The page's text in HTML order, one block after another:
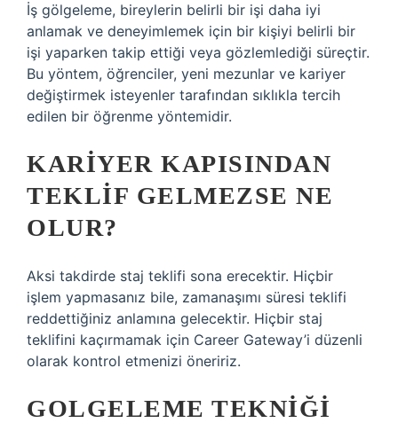
İş gölgeleme, bireylerin belirli bir işi daha iyi
anlamak ve deneyimlemek için bir kişiyi belirli bir
işi yaparken takip ettiği veya gözlemlediği süreçtir.
Bu yöntem, öğrenciler, yeni mezunlar ve kariyer
değiştirmek isteyenler tarafından sıklıkla tercih
edilen bir öğrenme yöntemidir.
KARIYER KAPISINDAN
TEKLIF GELMEZSE NE
OLUR?
Aksi takdirde staj teklifi sona erecektir. Hiçbir
işlem yapmasanız bile, zamanaşımı süresi teklifi
reddettiğiniz anlamına gelecektir. Hiçbir staj
teklifini kaçırmamak için Career Gateway’i düzenli
olarak kontrol etmenizi öneririz.
GOLGELEME TEKNIĞI